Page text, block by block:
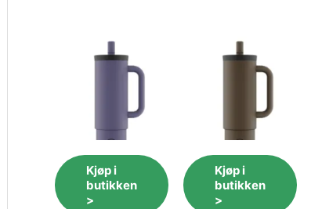
Kjøp i
butikken
>
Kjøp i
butikken
>